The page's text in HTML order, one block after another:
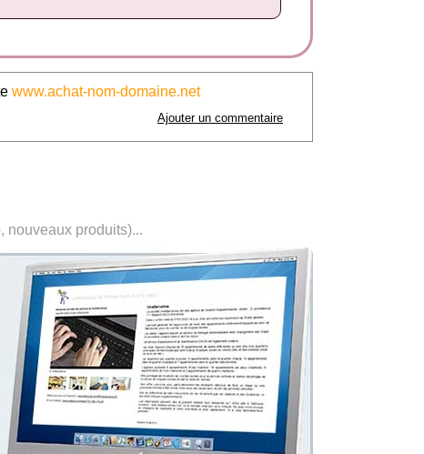
www.achat-nom-domaine.net
Ajouter un commentaire
nouveaux produits)...